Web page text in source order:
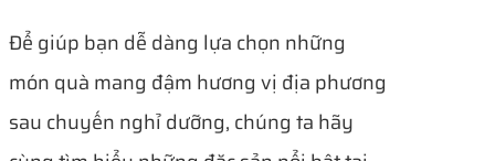
Để giúp bạn dễ dàng lựa chọn những
món quà mang đậm hương vị địa phương
sau chuyến nghỉ dưỡng, chúng ta hãy